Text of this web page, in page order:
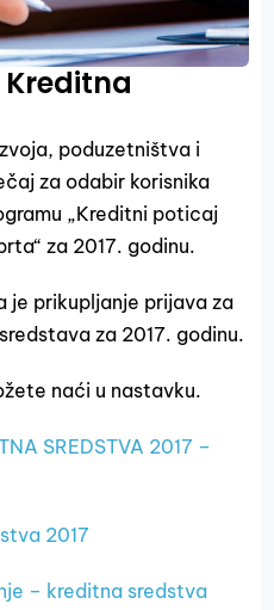
poduzetništva i
za odabir korisnika
„Kreditni poticaj
za 2017. godinu.
je prikupljanje prijava za
za 2017. godinu.
naći u nastavku.
SREDSTVA 2017 –
2017
– kreditna sredstva